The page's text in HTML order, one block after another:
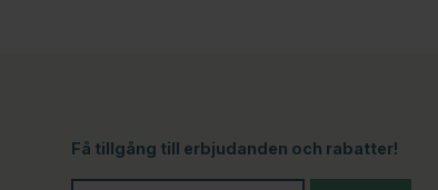
Få tillgång till erbjudanden och rabatter!